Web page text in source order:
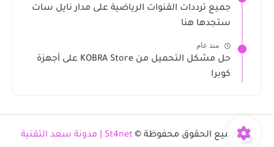
جميع ترددات القنوات الرياضية على مدار نايل سات
ستجدها هنا
منذ عام
حل مشكل التحميل من KOBRA Store على أجهزة
كوبرا
جميع الحقوق محفوظة ©St4net | مدونة سعد التقنية